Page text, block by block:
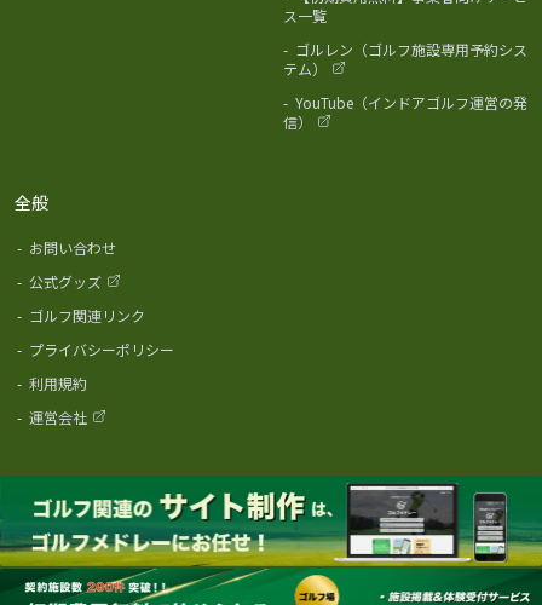
ス一覧
- ゴルレン（ゴルフ施設専用予約シス
テム）
- YouTube（インドアゴルフ運営の発
信）
全般
- お問い合わせ
- 公式グッズ
- ゴルフ関連リンク
- プライバシーポリシー
- 利用規約
- 運営会社